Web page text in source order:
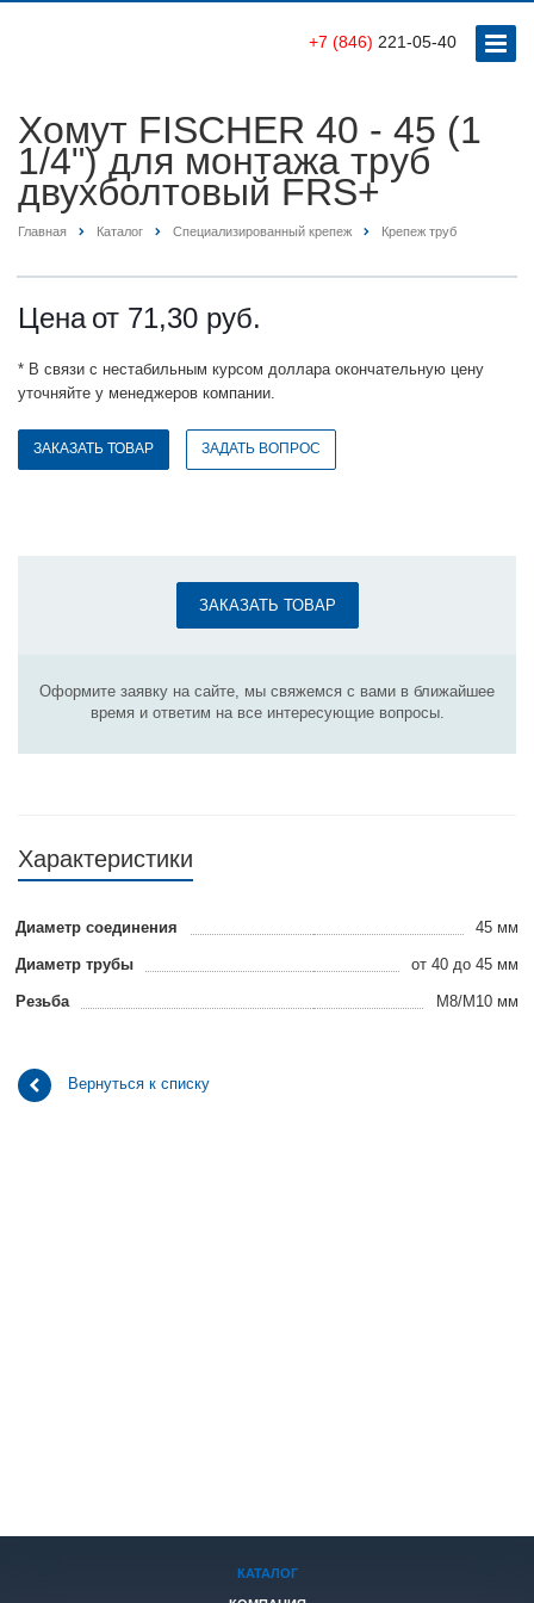
+7 (846) 221-05-40
Хомут FISCHER 40 - 45 (1
1/4") для монтажа труб
двухболтовый FRS+
Главная Каталог Специализированный крепеж Крепеж труб
Цена от 71,30 руб.
* В связи с нестабильным курсом доллара окончательную цену
уточняйте у менеджеров компании.
ЗАКАЗАТЬ ТОВАР ЗАДАТЬ ВОПРОС
ЗАКАЗАТЬ ТОВАР
Оформите заявку на сайте, мы свяжемся с вами в ближайшее
время и ответим на все интересующие вопросы.
Характеристики
Диаметр соединения 45 мм
Диаметр трубы от 40 до 45 мм
Резьба М8/М10 мм
Вернуться к списку
КАТАЛОГ